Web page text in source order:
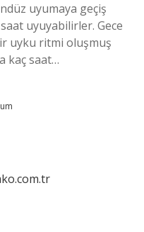
uyumaya geçiş
uyuyabilirler. Gece
uyku ritmi oluşmuş
kaç saat…